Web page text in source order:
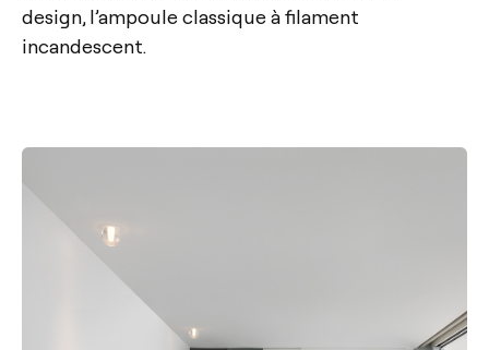
design, l’ampoule classique à filament
incandescent.